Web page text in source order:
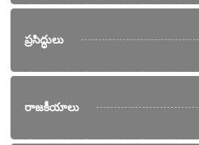
ప్రసిద్ధులు
రాజకీయాలు